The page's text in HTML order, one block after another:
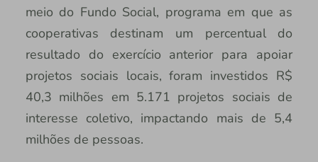
meio do Fundo Social, programa em que as
cooperativas destinam um percentual do
resultado do exercício anterior para apoiar
projetos sociais locais, foram investidos R$
40,3 milhões em 5.171 projetos sociais de
interesse coletivo, impactando mais de 5,4
milhões de pessoas.